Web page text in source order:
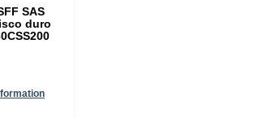
SAS
duro